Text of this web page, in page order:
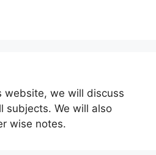
website, we will discuss
subjects. We will also
wise notes.